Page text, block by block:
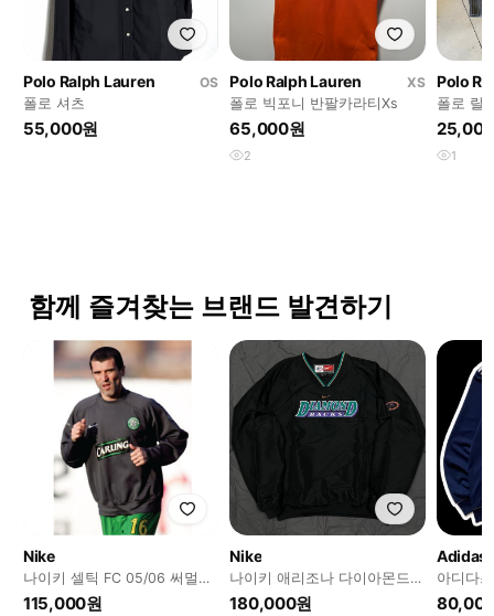
Polo Ralph Lauren
OS
폴로 셔츠
55,000원
Polo Ralph Lauren
XS
폴로 빅포니 반팔카라티Xs
65,000원
2
Polo
폴로 랄
트 집업
1
함께 즐겨찾는 브랜드 발견하기
Nike
나이키 셀틱 FC 05/06 써멀탑
그레이
115,000원
Nike
나이키 애리조나 다이아몬드
백스 웜업
180,000원
Adidas
아디다
스웨트